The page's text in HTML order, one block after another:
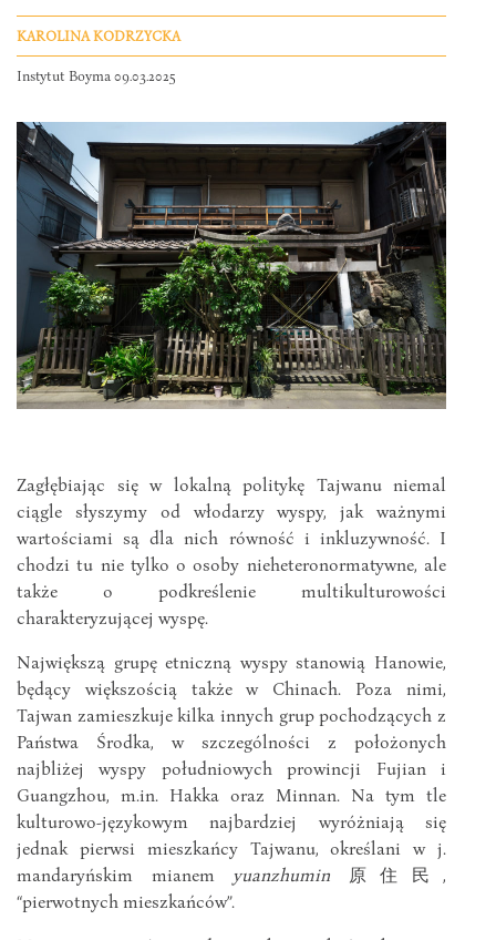
KAROLINA KODRZYCKA
Instytut Boyma 09.03.2025
Zagłębiając się w lokalną politykę Tajwanu niemal
ciągle słyszymy od włodarzy wyspy, jak ważnymi
wartościami są dla nich równość i inkluzywność. I
chodzi tu nie tylko o osoby nieheteronormatywne, ale
także o podkreślenie multikulturowości
charakteryzującej wyspę.
Największą grupę etniczną wyspy stanowią Hanowie,
będący większością także w Chinach. Poza nimi,
Tajwan zamieszkuje kilka innych grup pochodzących z
Państwa Środka, w szczególności z położonych
najbliżej wyspy południowych prowincji Fujian i
Guangzhou, m.in. Hakka oraz Minnan. Na tym tle
kulturowo-językowym najbardziej wyróżniają się
jednak pierwsi mieszkańcy Tajwanu, określani w j.
mandaryńskim mianem yuanzhumin 原住民,
“pierwotnych mieszkańców”.